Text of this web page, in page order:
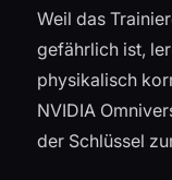
Weil das
gefährlich ist,
physikalisch
NVIDIA
der Schlüssel